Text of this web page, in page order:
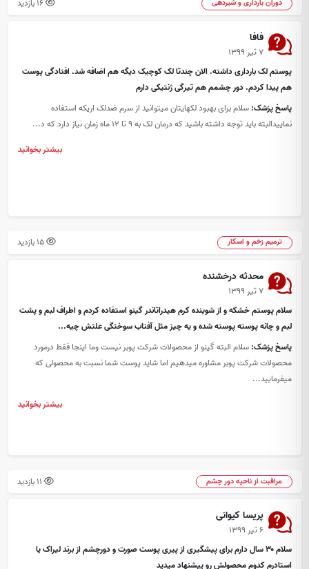
دوران بارداری و شیردهی 16 بازدید
فافا
۷ تیر ۱۳۹۹
پوستم لک بارداری داشته. الان چندتا لک کوچیک دیگه هم اضافه شد. افتادگی پوست
هم پیدا کردم. دور چشمم هم تیرگی ژنتیکی دارم
پاسخ پزشک: سلام برای بهبود لکهایتان میتوانید از سرم ضدلک اریکه استفاده
نماییدالبته باید توجه داشته باشید که درمان لک به 9 تا 12 ماه زمان نیاز دارد که د...
بیشتر بخوانید
ترمیم زخم و اسکار 15 بازدید
محدثه درخشنده
۷ تیر ۱۳۹۹
سلام پوستم خشکه و از شوینده کرم هیدراتاندر گینو استفاده کردم و اطراف لبم و پشت
لبم و چانه پوسته پوسته شده و یه چیز مثل آفتاب سوختگی علتش چیه...
پاسخ پزشک: سلام البته گینو از محصولات شرکت پوبر نیست وما اینجا فقط درمورد
محصولات شرکت پوبر مشاوره میدهیم اما شاید پوست شما نسبت به محصولی که
میفرمایید...
بیشتر بخوانید
مراقبت از ناحیه دور چشم
پریسا کیوانی
۶ تیر ۱۳۹۹
سلام ۳۰ سال دارم برای پیشگیری از پیری پوست صورت و دورچشم از برند لیراک یا
استادرم کدوم محصولش رو پیشنهاد میدید